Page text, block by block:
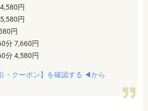
円
円
円
分 7,660円
分 4,580円
・クーポン】を確認する ◀︎から